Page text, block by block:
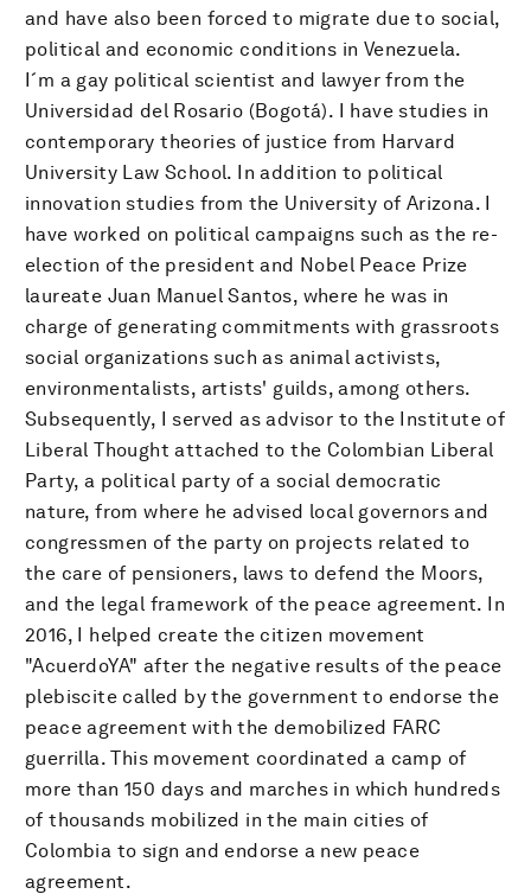
and have also been forced to migrate due to social,
political and economic conditions in Venezuela.
I´m a gay political scientist and lawyer from the
Universidad del Rosario (Bogotá). I have studies in
contemporary theories of justice from Harvard
University Law School. In addition to political
innovation studies from the University of Arizona. I
have worked on political campaigns such as the re-
election of the president and Nobel Peace Prize
laureate Juan Manuel Santos, where he was in
charge of generating commitments with grassroots
social organizations such as animal activists,
environmentalists, artists' guilds, among others.
Subsequently, I served as advisor to the Institute of
Liberal Thought attached to the Colombian Liberal
Party, a political party of a social democratic
nature, from where he advised local governors and
congressmen of the party on projects related to
the care of pensioners, laws to defend the Moors,
and the legal framework of the peace agreement. In
2016, I helped create the citizen movement
"AcuerdoYA" after the negative results of the peace
plebiscite called by the government to endorse the
peace agreement with the demobilized FARC
guerrilla. This movement coordinated a camp of
more than 150 days and marches in which hundreds
of thousands mobilized in the main cities of
Colombia to sign and endorse a new peace
agreement.